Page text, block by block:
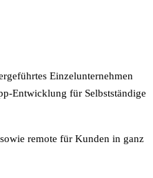
Einzelunternehmen
Entwicklung für Selbstständige
remote für Kunden in ganz